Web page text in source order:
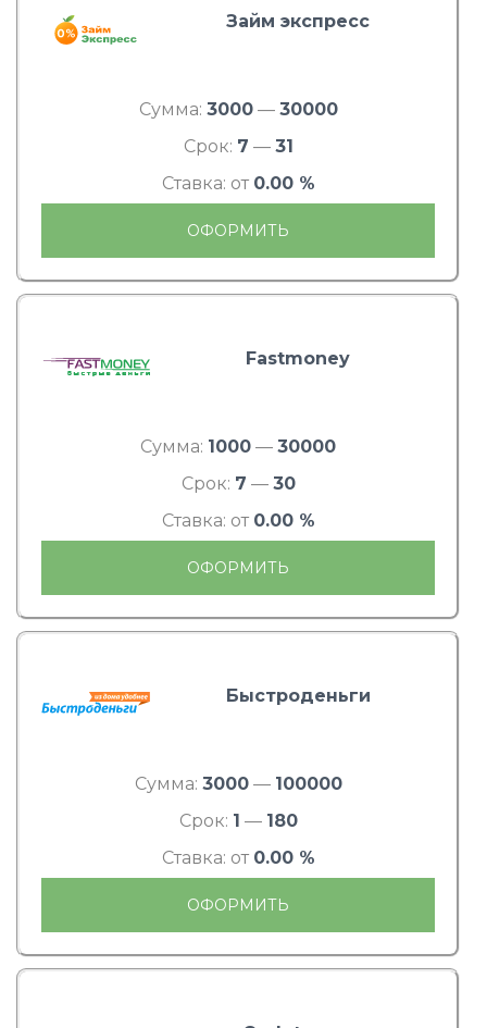
Займ экспресс
Сумма: 3000— 30000
Срок: 7 — 31
Ставка: от 0.00 %
ОФОРМИТЬ
Fastmoney
Сумма: 1000 — 30000
Срок: 7 — 30
Ставка: от 0.00 %
ОФОРМИТЬ
Быстроденьги
Сумма: 3000— 100000
Срок: 1 — 180
Ставка: от 0.00 %
ОФОРМИТЬ